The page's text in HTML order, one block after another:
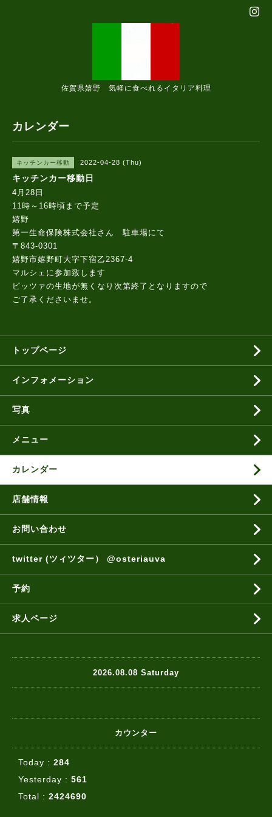
佐賀県嬉野 気軽に食べれるイタリア料理
カレンダー
キッチンカー移動 2022-04-28 (Thu)
キッチンカー移動日
4月28日
11時～16時頃まで予定
嬉野
第一生命保険株式会社さん 駐車場にて
〒843-0301
嬉野市嬉野町大字下宿乙2367-4
マルシェに参加致します
ピッツァの生地が無くなり次第終了となりますので
ご了承くださいませ。
トップページ
インフォメーション
写真
メニュー
カレンダー
店舗情報
お問い合わせ
twitter (ツィツター） @osteriauva
予約
求人ページ
2026.08.08 Saturday
カウンター
Today : 284
Yesterday : 561
Total : 2424690